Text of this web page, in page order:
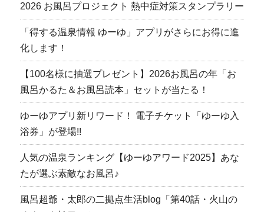
2026 お風呂プロジェクト 熱中症対策スタンプラリー
「得する温泉情報 ゆーゆ」アプリがさらにお得に進
化します！
【100名様に抽選プレゼント】2026お風呂の年「お
風呂かるた＆お風呂読本」セットが当たる！
ゆーゆアプリ新リワード！ 電子チケット「ゆーゆ入
浴券」が登場!!
人気の温泉ランキング【ゆーゆアワード2025】あな
たが選ぶ素敵なお風呂♪
風呂超爺・太郎の二拠点生活blog「第40話・火山の